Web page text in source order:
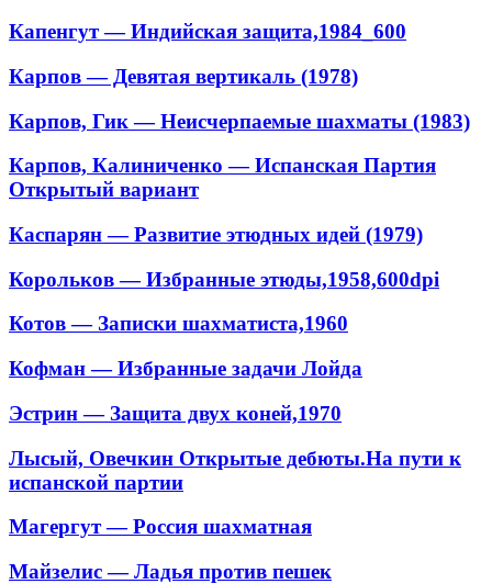
Капенгут — Индийская защита,1984_600
Карпов — Девятая вертикаль (1978)
Карпов, Гик — Неисчерпаемые шахматы (1983)
Карпов, Калиниченко — Испанская Партия
Открытый вариант
Каспарян — Развитие этюдных идей (1979)
Корольков — Избранные этюды,1958,600dpi
Котов — Записки шахматиста,1960
Кофман — Избранные задачи Лойда
Эстрин — Защита двух коней,1970
Лысый, Овечкин Открытые дебюты.На пути к
испанской партии
Магергут — Россия шахматная
Майзелис — Ладья против пешек